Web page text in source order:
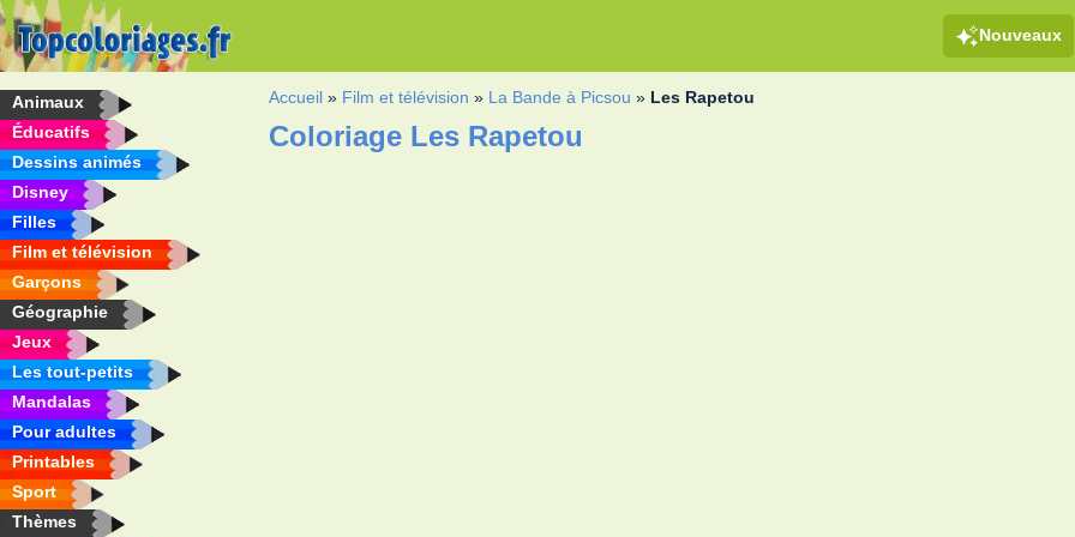
Nouveaux
Animaux
Éducatifs
Dessins animés
Disney
Filles
Film et télévision
Garçons
Géographie
Jeux
Les tout-petits
Mandalas
Pour adultes
Printables
Sport
Thèmes
Accueil » Film et télévision » La Bande à Picsou » Les Rapetou
Coloriage Les Rapetou